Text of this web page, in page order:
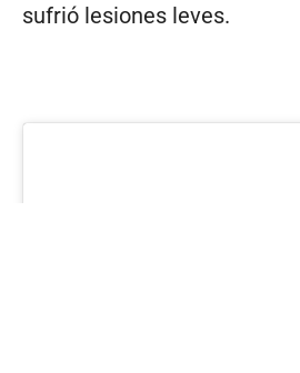
sufrió lesiones leves.